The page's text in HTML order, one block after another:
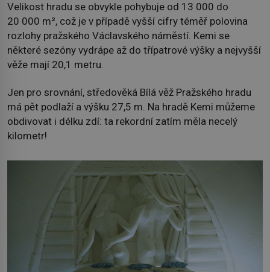
Velikost hradu se obvykle pohybuje od 13 000 do
20 000 m², což je v případě vyšší cifry téměř polovina
rozlohy pražského Václavského náměstí. Kemi se
některé sezóny vydrápe až do třípatrové výšky a nejvyšší
věže mají 20,1 metru.
Jen pro srovnání, středověká Bílá věž Pražského hradu
má pět podlaží a výšku 27,5 m. Na hradě Kemi můžeme
obdivovat i délku zdí: ta rekordní zatím měla necelý
kilometr!